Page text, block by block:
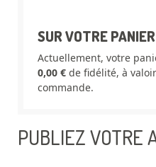
SUR VOTRE PANIER
Actuellement, votre
0,00 € de fidélité, à
commande.
PUBLIEZ VOTRE